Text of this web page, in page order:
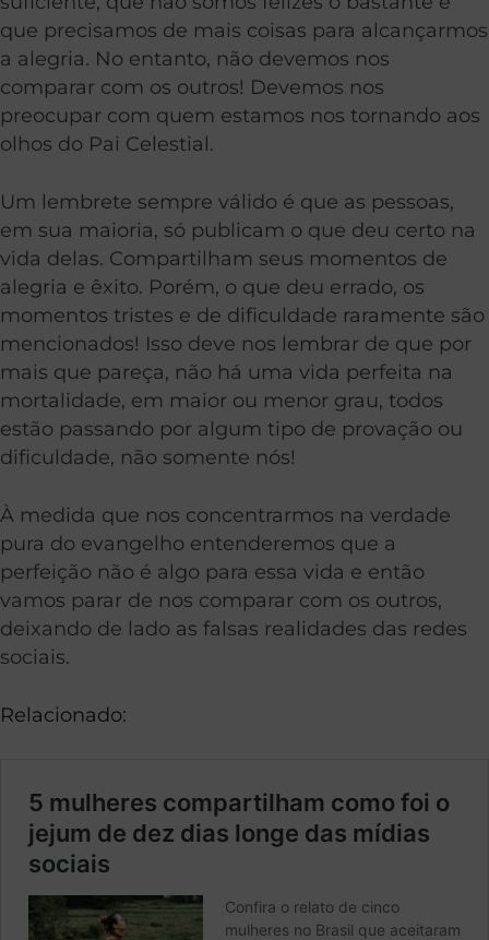
que precisamos de mais coisas para alcançarmos
a alegria. No entanto, não devemos nos
comparar com os outros! Devemos nos
preocupar com quem estamos nos tornando aos
olhos do Pai Celestial.
Um lembrete sempre válido é que as pessoas,
em sua maioria, só publicam o que deu certo na
vida delas. Compartilham seus momentos de
alegria e êxito. Porém, o que deu errado, os
momentos tristes e de dificuldade raramente são
mencionados! Isso deve nos lembrar de que por
mais que pareça, não há uma vida perfeita na
mortalidade, em maior ou menor grau, todos
estão passando por algum tipo de provação ou
dificuldade, não somente nós!
À medida que nos concentrarmos na verdade
pura do evangelho entenderemos que a
perfeição não é algo para essa vida e então
vamos parar de nos comparar com os outros,
deixando de lado as falsas realidades das redes
sociais.
Relacionado: